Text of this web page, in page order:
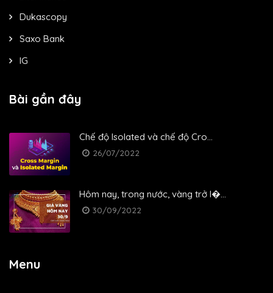
Dukascopy
Saxo Bank
IG
Bài gần đây
Chế độ Isolated và chế độ Cro...
26/07/2022
Hôm nay, trong nước, vàng trở l�...
30/09/2022
Menu